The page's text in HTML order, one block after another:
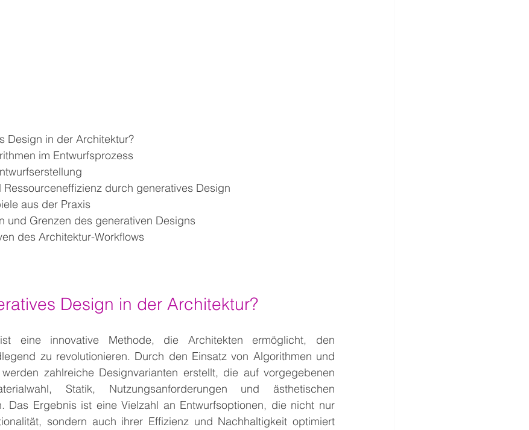
Design in der Architektur?
im Entwurfsprozess
durch generatives Design
aus der Praxis
und Grenzen des generativen Designs
des Architektur-Workflows
Design in der Architektur?
eine innovative Methode, die Architekten ermöglicht, den
zu revolutionieren. Durch den Einsatz von Algorithmen und
zahlreiche Designvarianten erstellt, die auf vorgegebenen
Statik, Nutzungsanforderungen und ästhetischen
Das Ergebnis ist eine Vielzahl an Entwurfsoptionen, die nicht nur
sondern auch ihrer Effizienz und Nachhaltigkeit optimiert